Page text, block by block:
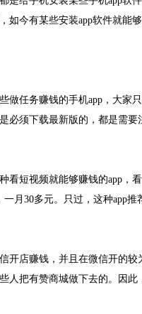
如今有某些安装app软件就能
做任务赚钱的手机app，大家
必须下载最新版的，都是需要
看短视频就能够赚钱的app，
月30多元。只过，这种app推
开店赚钱，并且在微信开的
人把有赞商城做下去的。因